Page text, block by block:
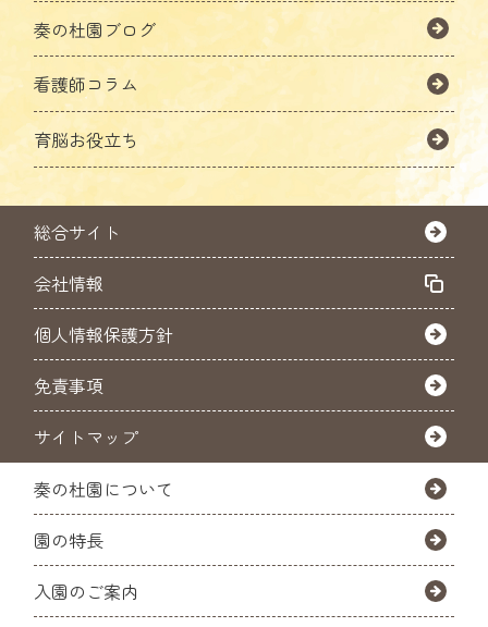
奏の杜園ブログ
看護師コラム
育脳お役立ち
総合サイト
会社情報
個人情報保護方針
免責事項
サイトマップ
奏の杜園について
園の特長
入園のご案内